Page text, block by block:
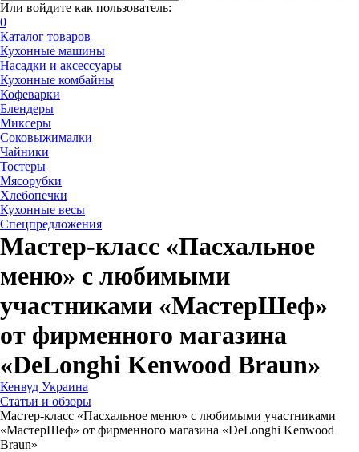
Или войдите как пользователь:
0
Каталог товаров
Кухонные машины
Насадки и аксессуары
Кухонные комбайны
Кофеварки
Блендеры
Миксеры
Соковыжималки
Чайники
Тостеры
Мясорубки
Хлебопечки
Кухонные весы
Спецпредложения
Мастер-класс «Пасхальное
меню» с любимыми
участниками «МастерШеф»
от фирменного магазина
«DeLonghi Kenwood Braun»
Кенвуд Украина
Статьи и обзоры
Мастер-класс «Пасхальное меню» с любимыми участниками
«МастерШеф» от фирменного магазина «DeLonghi Kenwood
Braun»